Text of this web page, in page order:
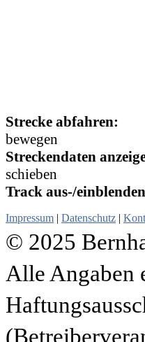
Strecke
bewegen
Streckendaten
schieben
Track aus-/
Impressum | Datenschutz |
© 2025
Alle Angaben